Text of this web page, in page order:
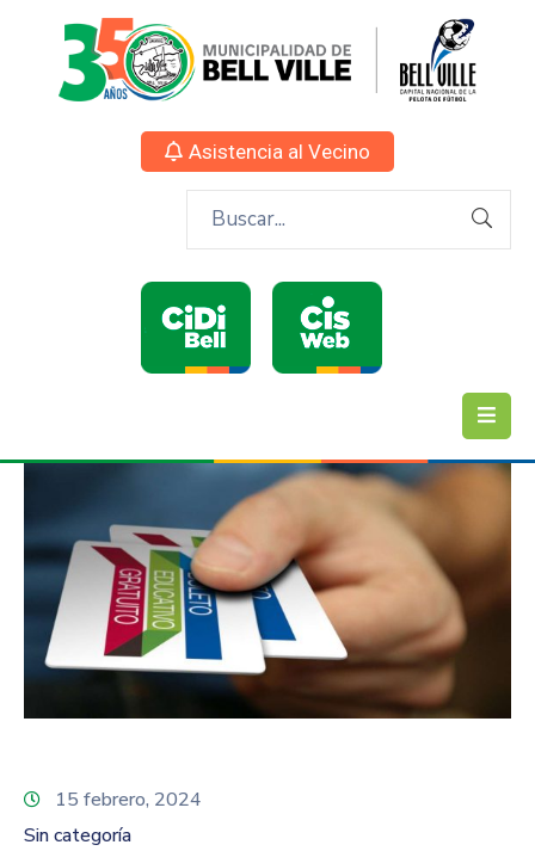
Asistencia al Vecino
15 febrero, 2024
Sin categoría